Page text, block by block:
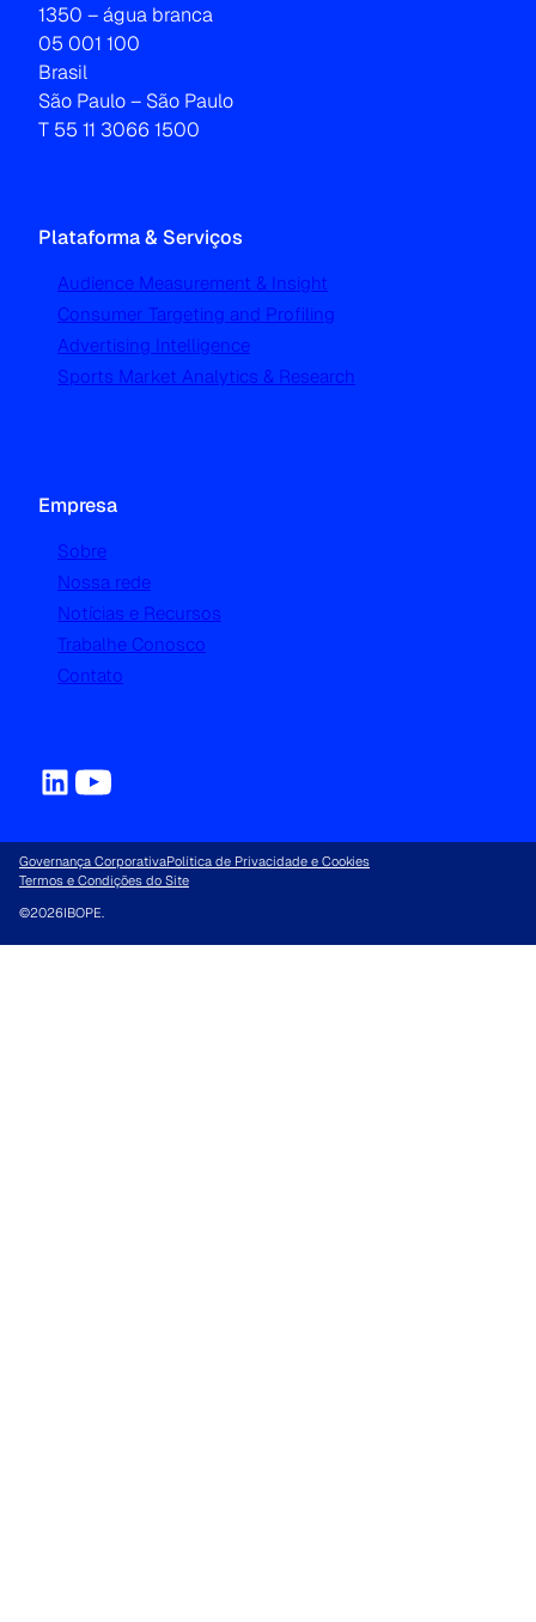
1350 – água branca
05 001 100
Brasil
São Paulo – São Paulo
T 55 11 3066 1500
Plataforma & Serviços
Audience Measurement & Insight
Consumer Targeting and Profiling
Advertising Intelligence
Sports Market Analytics & Research
Empresa
Sobre
Nossa rede
Notícias e Recursos
Trabalhe Conosco
Contato
Governança CorporativaPolítica de Privacidade e Cookies
Termos e Condições do Site
©2026IBOPE.